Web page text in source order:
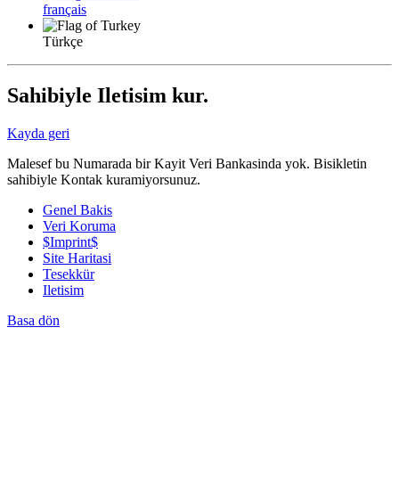
français
Türkçe
Sahibiyle Iletisim kur.
Kayda geri
Malesef bu Numarada bir Kayit Veri Bankasinda yok. Bisikletin
sahibiyle Kontak kuramiyorsunuz.
Genel Bakis
Veri Koruma
$Imprint$
Site Haritasi
Tesekkür
Iletisim
Basa dön